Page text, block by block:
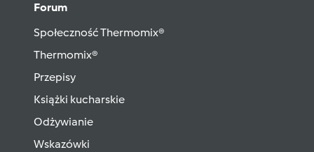
Forum
Społeczność Thermomix®
Thermomix®
Przepisy
Książki kucharskie
Odżywianie
Wskazówki